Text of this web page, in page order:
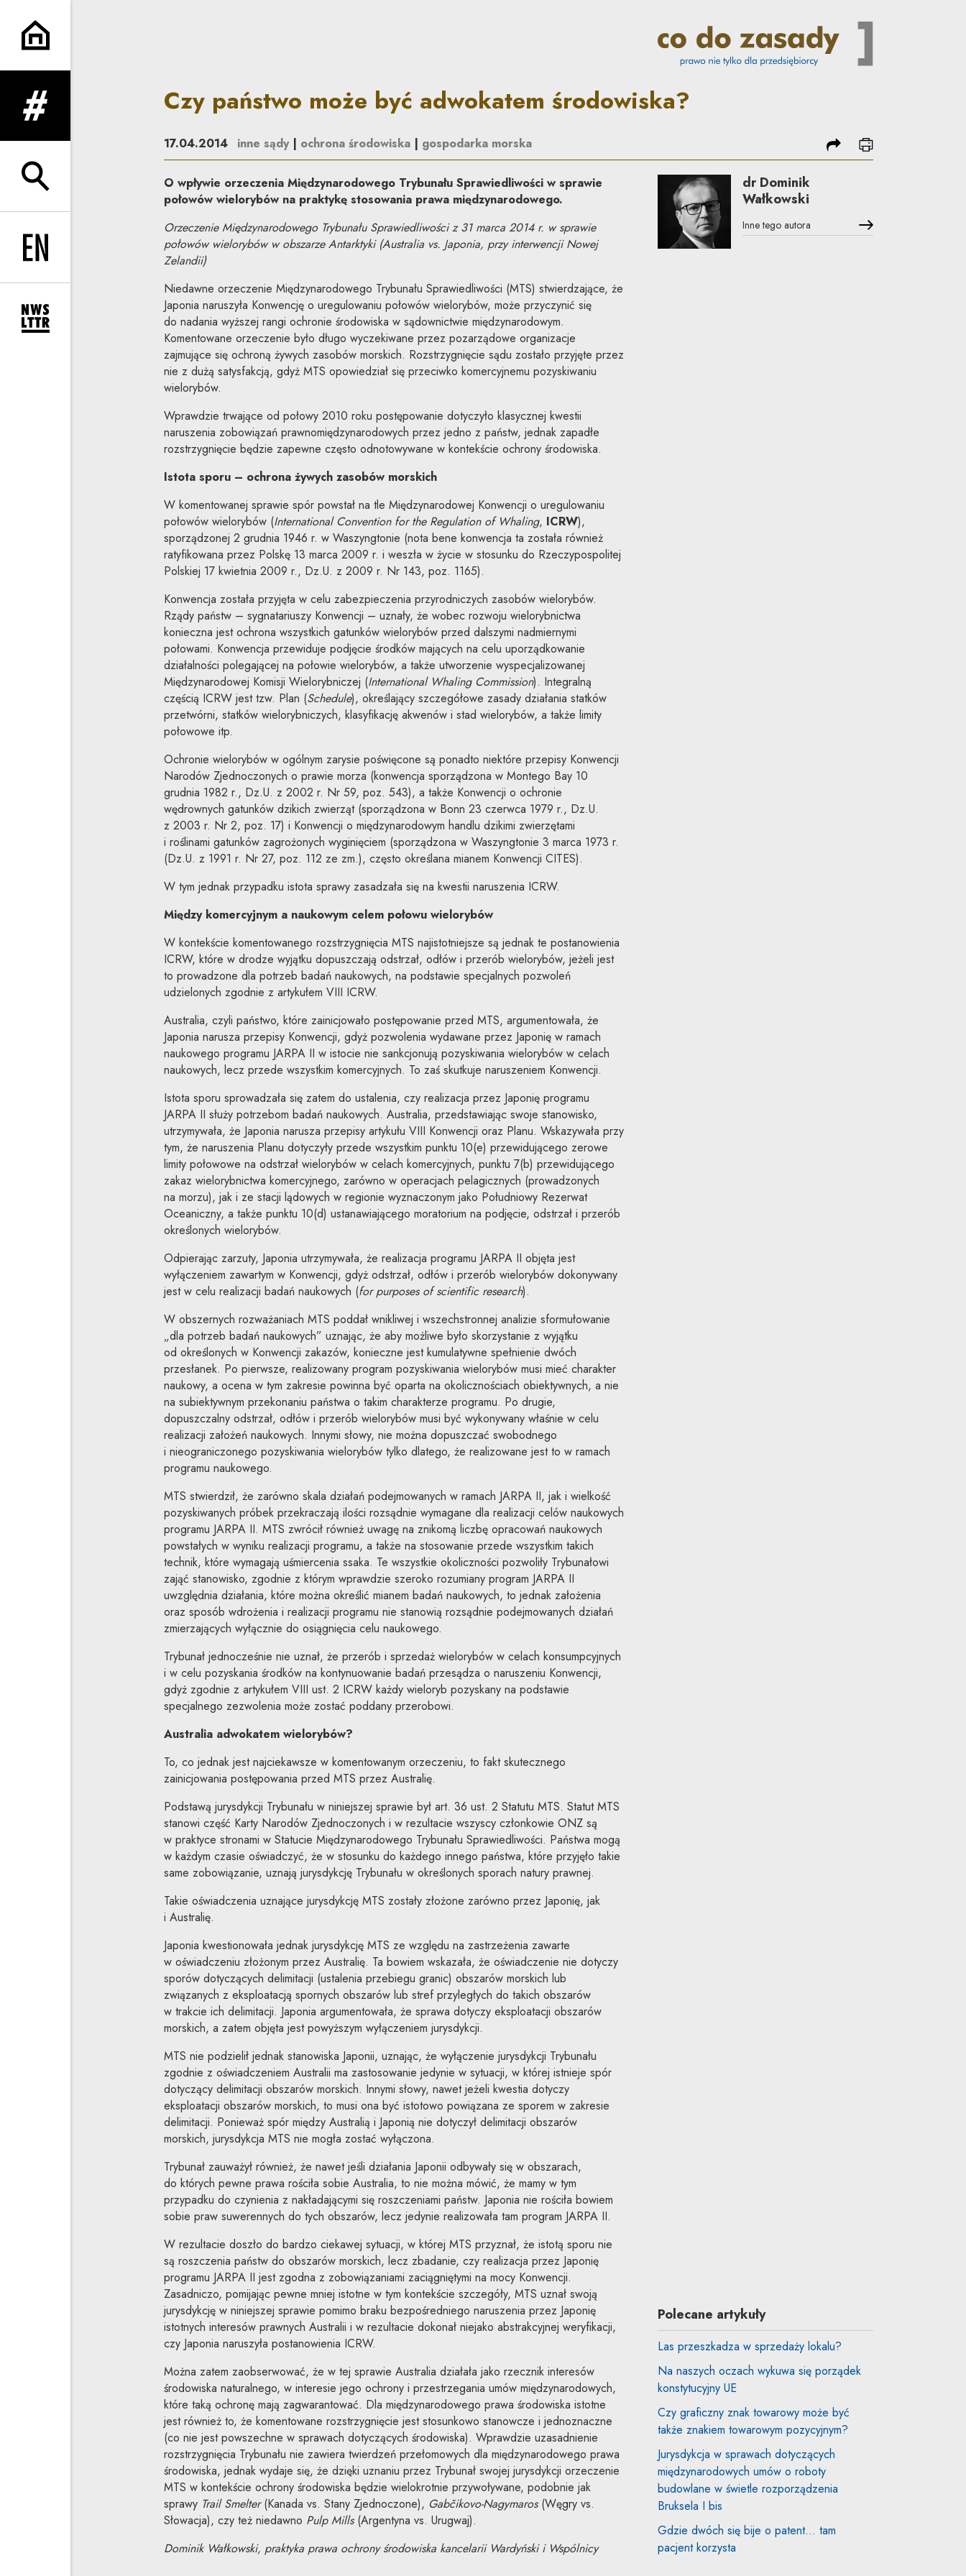
Czy państwo może być adwokatem środowiska? | Co do zasady
rozwiń menu
rozwiń wyszukiwarkę
Change language to EN
rozwiń formularz zapisu na newsletter
Czy państwo może być adwokatem środowiska?
17.04.2014 inne sądy| ochrona środowiska| gospodarka morska podziel się
drukuj
O wpływie orzeczenia Międzynarodowego Trybunału Sprawiedliwości w sprawie
połowów wielorybów na praktykę stosowania prawa międzynarodowego.
Orzeczenie Międzynarodowego Trybunału Sprawiedliwości z 31 marca 2014 r. w sprawie
połowów wielorybów w obszarze Antarktyki (Australia vs. Japonia, przy interwencji Nowej
Zelandii)
Niedawne orzeczenie Międzynarodowego Trybunału Sprawiedliwości (MTS) stwierdzające, że
Japonia naruszyła Konwencję o uregulowaniu połowów wielorybów, może przyczynić się
do nadania wyższej rangi ochronie środowiska w sądownictwie międzynarodowym.
Komentowane orzeczenie było długo wyczekiwane przez pozarządowe organizacje
zajmujące się ochroną żywych zasobów morskich. Rozstrzygnięcie sądu zostało przyjęte przez
nie z dużą satysfakcją, gdyż MTS opowiedział się przeciwko komercyjnemu pozyskiwaniu
wielorybów.
Wprawdzie trwające od połowy 2010 roku postępowanie dotyczyło klasycznej kwestii
naruszenia zobowiązań prawnomiędzynarodowych przez jedno z państw, jednak zapadłe
rozstrzygnięcie będzie zapewne często odnotowywane w kontekście ochrony środowiska.
Istota sporu – ochrona żywych zasobów morskich
W komentowanej sprawie spór powstał na tle Międzynarodowej Konwencji o uregulowaniu
połowów wielorybów (International Convention for the Regulation of Whaling, ICRW),
sporządzonej 2 grudnia 1946 r. w Waszyngtonie (nota bene konwencja ta została również
ratyfikowana przez Polskę 13 marca 2009 r. i weszła w życie w stosunku do Rzeczypospolitej
Polskiej 17 kwietnia 2009 r., Dz.U. z 2009 r. Nr 143, poz. 1165).
Konwencja została przyjęta w celu zabezpieczenia przyrodniczych zasobów wielorybów.
Rządy państw – sygnatariuszy Konwencji – uznały, że wobec rozwoju wielorybnictwa
konieczna jest ochrona wszystkich gatunków wielorybów przed dalszymi nadmiernymi
połowami. Konwencja przewiduje podjęcie środków mających na celu uporządkowanie
działalności polegającej na połowie wielorybów, a także utworzenie wyspecjalizowanej
Międzynarodowej Komisji Wielorybniczej (International Whaling Commission). Integralną
częścią ICRW jest tzw. Plan (Schedule), określający szczegółowe zasady działania statków
przetwórni, statków wielorybniczych, klasyfikację akwenów i stad wielorybów, a także limity
połowowe itp.
Ochronie wielorybów w ogólnym zarysie poświęcone są ponadto niektóre przepisy Konwencji
Narodów Zjednoczonych o prawie morza (konwencja sporządzona w Montego Bay 10
grudnia 1982 r., Dz.U. z 2002 r. Nr 59, poz. 543), a także Konwencji o ochronie
wędrownych gatunków dzikich zwierząt (sporządzona w Bonn 23 czerwca 1979 r., Dz.U.
z 2003 r. Nr 2, poz. 17) i Konwencji o międzynarodowym handlu dzikimi zwierzętami
i roślinami gatunków zagrożonych wyginięciem (sporządzona w Waszyngtonie 3 marca 1973 r.
(Dz.U. z 1991 r. Nr 27, poz. 112 ze zm.), często określana mianem Konwencji CITES).
W tym jednak przypadku istota sprawy zasadzała się na kwestii naruszenia ICRW.
Między komercyjnym a naukowym celem połowu wielorybów
W kontekście komentowanego rozstrzygnięcia MTS najistotniejsze są jednak te postanowienia
ICRW, które w drodze wyjątku dopuszczają odstrzał, odłów i przerób wielorybów, jeżeli jest
to prowadzone dla potrzeb badań naukowych, na podstawie specjalnych pozwoleń
udzielonych zgodnie z artykułem VIII ICRW.
Australia, czyli państwo, które zainicjowało postępowanie przed MTS, argumentowała, że
Japonia narusza przepisy Konwencji, gdyż pozwolenia wydawane przez Japonię w ramach
naukowego programu JARPA II w istocie nie sankcjonują pozyskiwania wielorybów w celach
naukowych, lecz przede wszystkim komercyjnych. To zaś skutkuje naruszeniem Konwencji.
Istota sporu sprowadzała się zatem do ustalenia, czy realizacja przez Japonię programu
JARPA II służy potrzebom badań naukowych. Australia, przedstawiając swoje stanowisko,
utrzymywała, że Japonia narusza przepisy artykułu VIII Konwencji oraz Planu. Wskazywała przy
tym, że naruszenia Planu dotyczyły przede wszystkim punktu 10(e) przewidującego zerowe
limity połowowe na odstrzał wielorybów w celach komercyjnych, punktu 7(b) przewidującego
zakaz wielorybnictwa komercyjnego, zarówno w operacjach pelagicznych (prowadzonych
na morzu), jak i ze stacji lądowych w regionie wyznaczonym jako Południowy Rezerwat
Oceaniczny, a także punktu 10(d) ustanawiającego moratorium na podjęcie, odstrzał i przerób
określonych wielorybów.
Odpierając zarzuty, Japonia utrzymywała, że realizacja programu JARPA II objęta jest
wyłączeniem zawartym w Konwencji, gdyż odstrzał, odłów i przerób wielorybów dokonywany
jest w celu realizacji badań naukowych (for purposes of scientific research).
W obszernych rozważaniach MTS poddał wnikliwej i wszechstronnej analizie sformułowanie
„dla potrzeb badań naukowych” uznając, że aby możliwe było skorzystanie z wyjątku
od określonych w Konwencji zakazów, konieczne jest kumulatywne spełnienie dwóch
przesłanek. Po pierwsze, realizowany program pozyskiwania wielorybów musi mieć charakter
naukowy, a ocena w tym zakresie powinna być oparta na okolicznościach obiektywnych, a nie
na subiektywnym przekonaniu państwa o takim charakterze programu. Po drugie,
dopuszczalny odstrzał, odłów i przerób wielorybów musi być wykonywany właśnie w celu
realizacji założeń naukowych. Innymi słowy, nie można dopuszczać swobodnego
i nieograniczonego pozyskiwania wielorybów tylko dlatego, że realizowane jest to w ramach
programu naukowego.
MTS stwierdził, że zarówno skala działań podejmowanych w ramach JARPA II, jak i wielkość
pozyskiwanych próbek przekraczają ilości rozsądnie wymagane dla realizacji celów naukowych
programu JARPA II. MTS zwrócił również uwagę na znikomą liczbę opracowań naukowych
powstałych w wyniku realizacji programu, a także na stosowanie przede wszystkim takich
technik, które wymagają uśmiercenia ssaka. Te wszystkie okoliczności pozwoliły Trybunałowi
zająć stanowisko, zgodnie z którym wprawdzie szeroko rozumiany program JARPA II
uwzględnia działania, które można określić mianem badań naukowych, to jednak założenia
oraz sposób wdrożenia i realizacji programu nie stanowią rozsądnie podejmowanych działań
zmierzających wyłącznie do osiągnięcia celu naukowego.
Trybunał jednocześnie nie uznał, że przerób i sprzedaż wielorybów w celach konsumpcyjnych
i w celu pozyskania środków na kontynuowanie badań przesądza o naruszeniu Konwencji,
gdyż zgodnie z artykułem VIII ust. 2 ICRW każdy wieloryb pozyskany na podstawie
specjalnego zezwolenia może zostać poddany przerobowi.
Australia adwokatem wielorybów?
To, co jednak jest najciekawsze w komentowanym orzeczeniu, to fakt skutecznego
zainicjowania postępowania przed MTS przez Australię.
Podstawą jurysdykcji Trybunału w niniejszej sprawie był art. 36 ust. 2 Statutu MTS. Statut MTS
stanowi część Karty Narodów Zjednoczonych i w rezultacie wszyscy członkowie ONZ są
w praktyce stronami w Statucie Międzynarodowego Trybunału Sprawiedliwości. Państwa mogą
w każdym czasie oświadczyć, że w stosunku do każdego innego państwa, które przyjęło takie
same zobowiązanie, uznają jurysdykcję Trybunału w określonych sporach natury prawnej.
Takie oświadczenia uznające jurysdykcję MTS zostały złożone zarówno przez Japonię, jak
i Australię.
Japonia kwestionowała jednak jurysdykcję MTS ze względu na zastrzeżenia zawarte
w oświadczeniu złożonym przez Australię. Ta bowiem wskazała, że oświadczenie nie dotyczy
sporów dotyczących delimitacji (ustalenia przebiegu granic) obszarów morskich lub
związanych z eksploatacją spornych obszarów lub stref przyległych do takich obszarów
w trakcie ich delimitacji. Japonia argumentowała, że sprawa dotyczy eksploatacji obszarów
morskich, a zatem objęta jest powyższym wyłączeniem jurysdykcji.
MTS nie podzielił jednak stanowiska Japonii, uznając, że wyłączenie jurysdykcji Trybunału
zgodnie z oświadczeniem Australii ma zastosowanie jedynie w sytuacji, w której istnieje spór
dotyczący delimitacji obszarów morskich. Innymi słowy, nawet jeżeli kwestia dotyczy
eksploatacji obszarów morskich, to musi ona być istotowo powiązana ze sporem w zakresie
delimitacji. Ponieważ spór między Australią i Japonią nie dotyczył delimitacji obszarów
morskich, jurysdykcja MTS nie mogła zostać wyłączona.
Trybunał zauważył również, że nawet jeśli działania Japonii odbywały się w obszarach,
do których pewne prawa rościła sobie Australia, to nie można mówić, że mamy w tym
przypadku do czynienia z nakładającymi się roszczeniami państw. Japonia nie rościła bowiem
sobie praw suwerennych do tych obszarów, lecz jedynie realizowała tam program JARPA II.
W rezultacie doszło do bardzo ciekawej sytuacji, w której MTS przyznał, że istotą sporu nie
są roszczenia państw do obszarów morskich, lecz zbadanie, czy realizacja przez Japonię
programu JARPA II jest zgodna z zobowiązaniami zaciągniętymi na mocy Konwencji.
Zasadniczo, pomijając pewne mniej istotne w tym kontekście szczegóły, MTS uznał swoją
jurysdykcję w niniejszej sprawie pomimo braku bezpośredniego naruszenia przez Japonię
istotnych interesów prawnych Australii i w rezultacie dokonał niejako abstrakcyjnej weryfikacji,
czy Japonia naruszyła postanowienia ICRW.
Można zatem zaobserwować, że w tej sprawie Australia działała jako rzecznik interesów
środowiska naturalnego, w interesie jego ochrony i przestrzegania umów międzynarodowych,
które taką ochronę mają zagwarantować. Dla międzynarodowego prawa środowiska istotne
jest również to, że komentowane rozstrzygnięcie jest stosunkowo stanowcze i jednoznaczne
(co nie jest powszechne w sprawach dotyczących środowiska). Wprawdzie uzasadnienie
rozstrzygnięcia Trybunału nie zawiera twierdzeń przełomowych dla międzynarodowego prawa
środowiska, jednak wydaje się, że dzięki uznaniu przez Trybunał swojej jurysdykcji orzeczenie
MTS w kontekście ochrony środowiska będzie wielokrotnie przywoływane, podobnie jak
sprawy Trail Smelter(Kanada vs. Stany Zjednoczone), Gabčikovo-Nagymaros(Węgry vs.
Słowacja), czy też niedawno Pulp Mills(Argentyna vs. Urugwaj).
Dominik Wałkowski, praktyka prawa ochrony środowiska kancelarii Wardyński i Wspólnicy
dr Dominik
Wałkowski
Inne tego autora
Polecane artykuły
Las przeszkadza w sprzedaży lokalu?
Na naszych oczach wykuwa się porządek
konstytucyjny UE
Czy graficzny znak towarowy może być
także znakiem towarowym pozycyjnym?
Jurysdykcja w sprawach dotyczących
międzynarodowych umów o roboty
budowlane w świetle rozporządzenia
Bruksela I bis
Gdzie dwóch się bije o patent… tam
pacjent korzysta